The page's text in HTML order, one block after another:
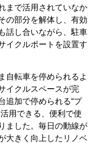
まで活用されていなか
の部分を解体し、有効
話し合いながら、駐車
イクルポートを設置す
自転車を停められるよ
イクルスペースが完
追加で停められる“プ
用できる、便利で使
ました。毎日の動線が
大きく向上したリノベ